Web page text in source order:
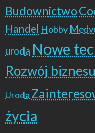
Budownictwo
Handel Hobby
uroda Nowe
Rozwój biznesu
Uroda
życia